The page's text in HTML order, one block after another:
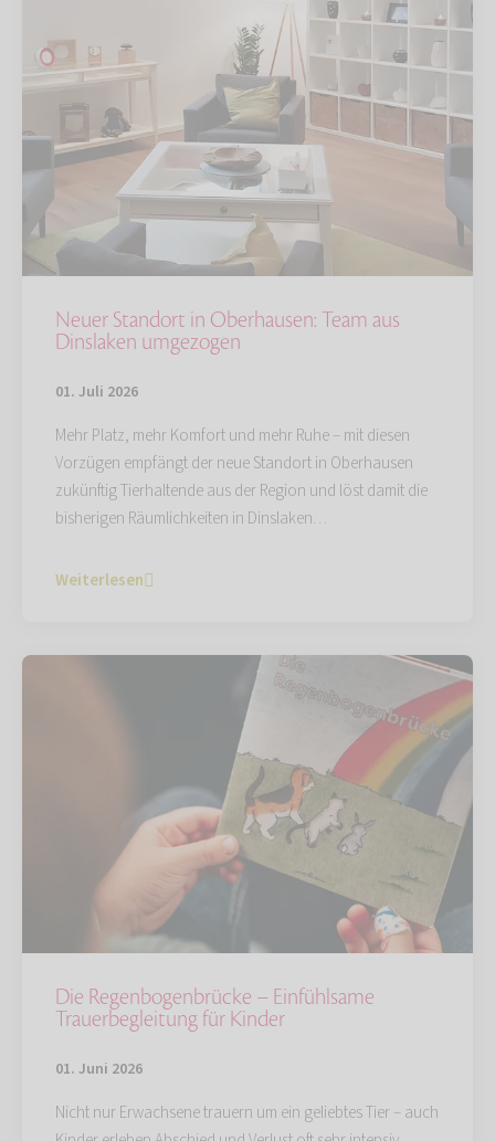
Neuer Standort in Oberhausen: Team aus
Dinslaken umgezogen
01. Juli 2026
Mehr Platz, mehr Komfort und mehr Ruhe – mit diesen
Vorzügen empfängt der neue Standort in Oberhausen
zukünftig Tierhaltende aus der Region und löst damit die
bisherigen Räumlichkeiten in Dinslaken…
Weiterlesen
Die Regenbogenbrücke – Einfühlsame
Trauerbegleitung für Kinder
01. Juni 2026
Nicht nur Erwachsene trauern um ein geliebtes Tier – auch